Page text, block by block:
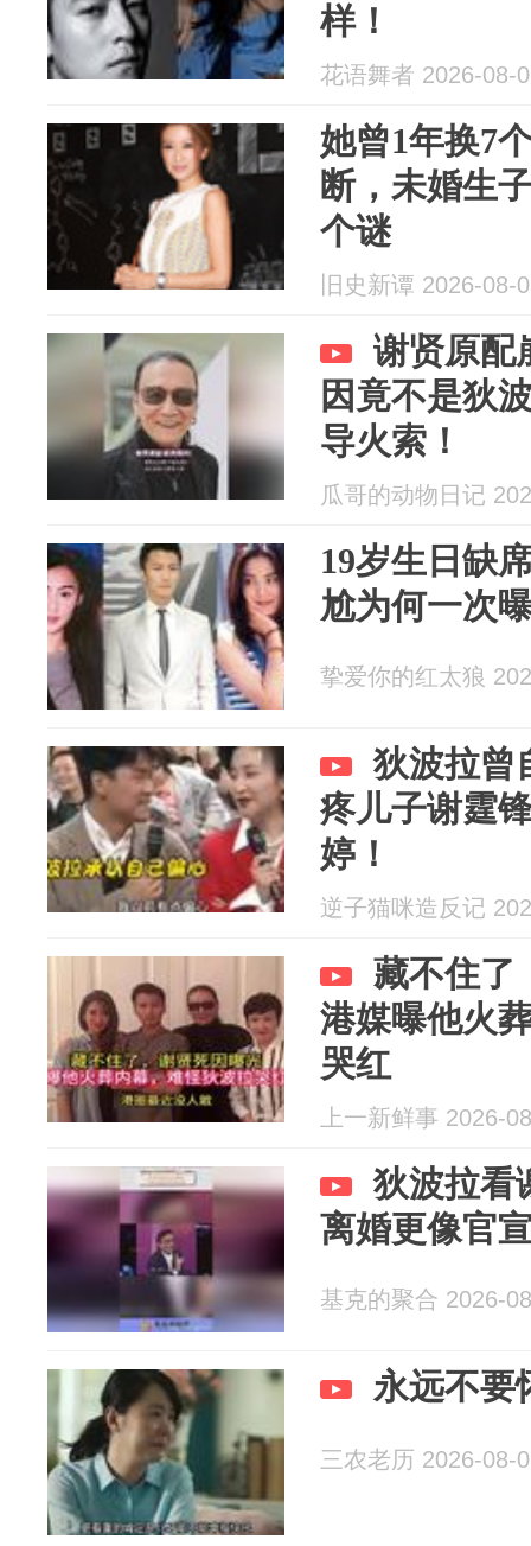
样！
花语舞者 2026-08-
她曾1年换7
断，未婚生
个谜
旧史新谭 2026-08-
谢贤原配
因竟不是狄
导火索！
瓜哥的动物日记
19岁生日缺
尬为何一次
挚爱你的红太狼
狄波拉曾
疼儿子谢霆
婷！
逆子猫咪造反记
藏不住了
港媒曝他火
哭红
上一新鲜事 2026-
狄波拉看
离婚更像官
基克的聚合 2026-
永远不要
三农老历 2026-08-